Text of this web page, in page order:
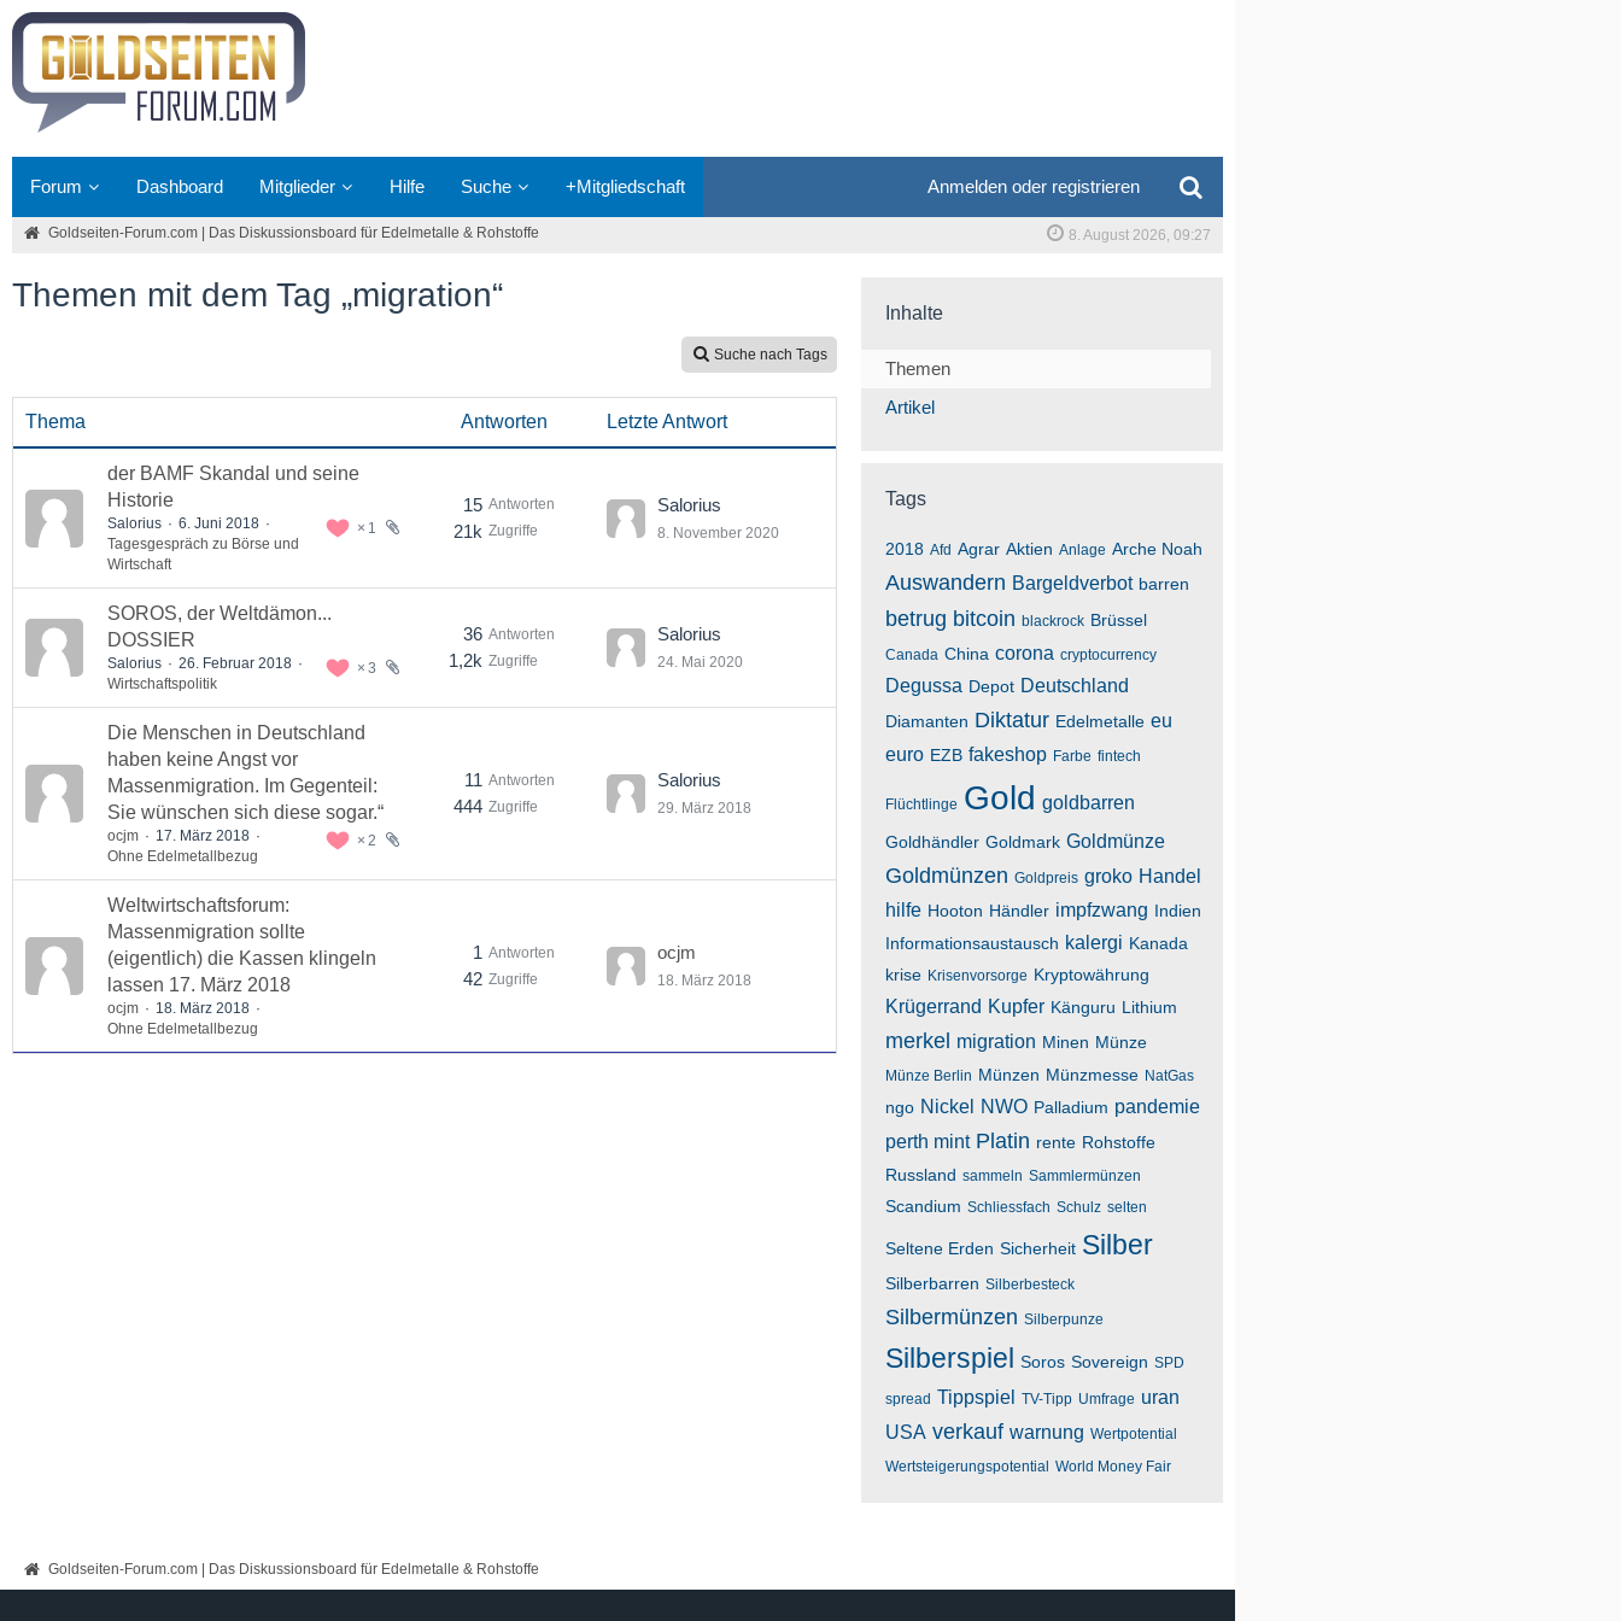
Forum Dashboard Mitglieder Hilfe Suche +Mitgliedschaft Anmelden oder registrieren
Goldseiten-Forum.com | Das Diskussionsboard für Edelmetalle & Rohstoffe
Goldseiten-Forum.com | Das Diskussionsboard für Edelmetalle & Rohstoffe 8. August 2026, 09:27
Themen mit dem Tag „migration“
Suche nach Tags
Thema Antworten Letzte Antwort
der BAMF Skandal und seine
Historie
1
Salorius
6. Juni 2018
Tagesgespräch zu Börse und
Wirtschaft
Antworten
15
Zugriffe
21k
Salorius
8. November 2020
SOROS, der Weltdämon...
DOSSIER
3
Salorius
26. Februar 2018
Wirtschaftspolitik
Antworten
36
Zugriffe
1,2k
Salorius
24. Mai 2020
Die Menschen in Deutschland
haben keine Angst vor
Massenmigration. Im Gegenteil:
Sie wünschen sich diese sogar.“
2
ocjm
17. März 2018
Ohne Edelmetallbezug
Antworten
11
Zugriffe
444
Salorius
29. März 2018
Weltwirtschaftsforum:
Massenmigration sollte
(eigentlich) die Kassen klingeln
lassen 17. März 2018
ocjm
18. März 2018
Ohne Edelmetallbezug
Antworten
1
Zugriffe
42
ocjm
18. März 2018
Inhalte
Themen
Artikel
Tags
2018 Afd Agrar Aktien Anlage Arche Noah
Auswandern Bargeldverbot barren
betrug bitcoin blackrock Brüssel
Canada China corona cryptocurrency
Degussa Depot Deutschland
Diamanten Diktatur Edelmetalle eu
euro EZB fakeshop Farbe fintech
Flüchtlinge Gold goldbarren
Goldhändler Goldmark Goldmünze
Goldmünzen Goldpreis groko Handel
hilfe Hooton Händler impfzwang Indien
Informationsaustausch kalergi Kanada
krise Krisenvorsorge Kryptowährung
Krügerrand Kupfer Känguru Lithium
merkel migration Minen Münze
Münze Berlin Münzen Münzmesse NatGas
ngo Nickel NWO Palladium pandemie
perth mint Platin rente Rohstoffe
Russland sammeln Sammlermünzen
Scandium Schliessfach Schulz selten
Seltene Erden Sicherheit Silber
Silberbarren Silberbesteck
Silbermünzen Silberpunze
Silberspiel Soros Sovereign SPD
spread Tippspiel TV-Tipp Umfrage uran
USA verkauf warnung Wertpotential
Wertsteigerungspotential World Money Fair